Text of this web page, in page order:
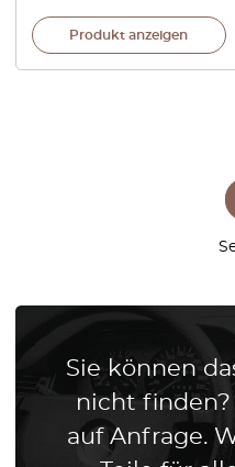
Produkt anzeigen
Sie können
nicht finden?
auf Anfrage.